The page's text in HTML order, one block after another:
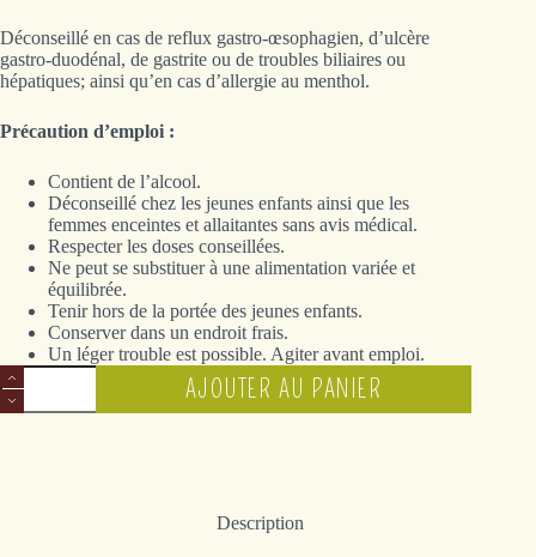
Déconseillé en cas de reflux gastro-œsophagien, d’ulcère
gastro-duodénal, de gastrite ou de troubles biliaires ou
hépatiques; ainsi qu’en cas d’allergie au menthol.
Précaution d’emploi :
Contient de l’alcool.
Déconseillé chez les jeunes enfants ainsi que les
femmes enceintes et allaitantes sans avis médical.
Respecter les doses conseillées.
Ne peut se substituer à une alimentation variée et
équilibrée.
Tenir hors de la portée des jeunes enfants.
Conserver dans un endroit frais.
Un léger trouble est possible. Agiter avant emploi.
quantité
de
Menthe
AJOUTER AU PANIER
Description